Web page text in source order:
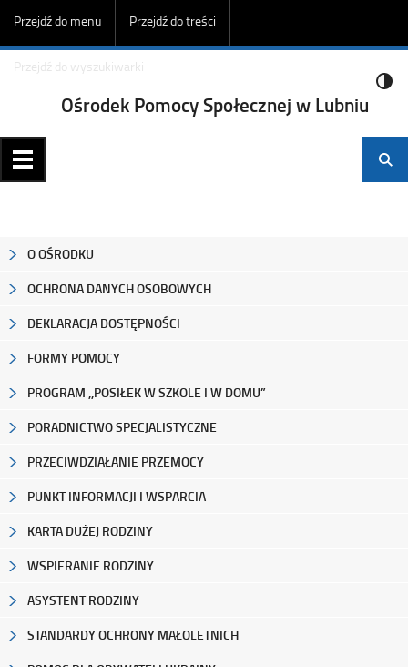
Przejdź do menu Przejdź do treści
Przejdź do wyszukiwarki
Ośrodek Pomocy Społecznej w Lubniu
O OŚRODKU
OCHRONA DANYCH OSOBOWYCH
DEKLARACJA DOSTĘPNOŚCI
FORMY POMOCY
PROGRAM ,,POSIŁEK W SZKOLE I W DOMU”
PORADNICTWO SPECJALISTYCZNE
PRZECIWDZIAŁANIE PRZEMOCY
PUNKT INFORMACJI I WSPARCIA
KARTA DUŻEJ RODZINY
WSPIERANIE RODZINY
ASYSTENT RODZINY
STANDARDY OCHRONY MAŁOLETNICH